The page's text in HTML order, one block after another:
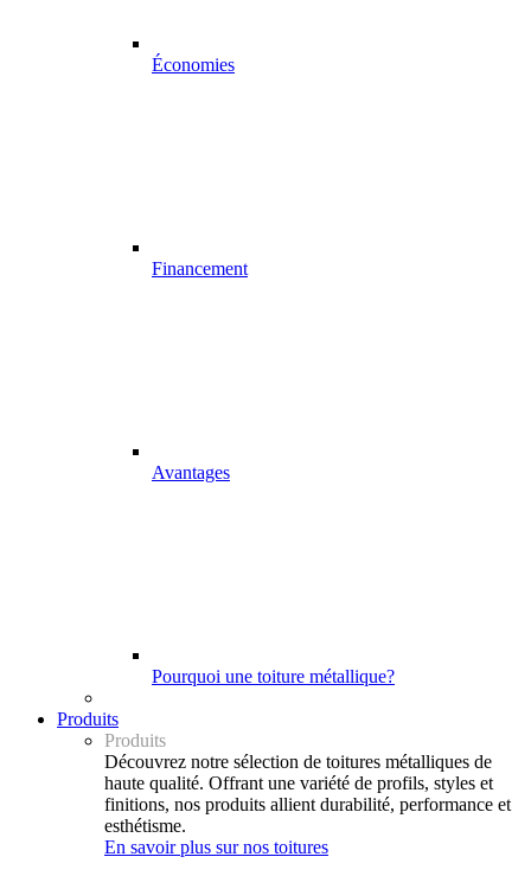
Économies
Financement
Avantages
Pourquoi une toiture métallique?
Produits
Produits
Découvrez notre sélection de toitures métalliques de
haute qualité. Offrant une variété de profils, styles et
finitions, nos produits allient durabilité, performance et
esthétisme.
En savoir plus sur nos toitures